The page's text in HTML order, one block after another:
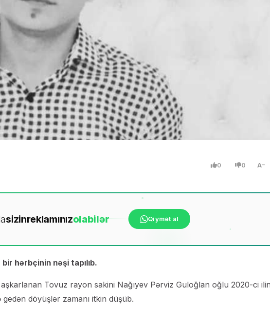
0 0 A
sizinreklamınızolabilər Qiymət al
hərbçinin nəşi tapılıb.
Tovuz rayon sakini Nağıyev Pərviz Guloğlan oğlu 2020-ci ilin
döyüşlər zamanı itkin düşüb.